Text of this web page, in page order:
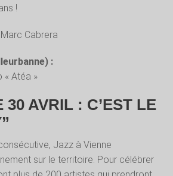
!
Marc Cabrera
:
« Atéa »
30 AVRIL : C’EST LE
Jazz à Vienne
sur le territoire. Pour célébrer